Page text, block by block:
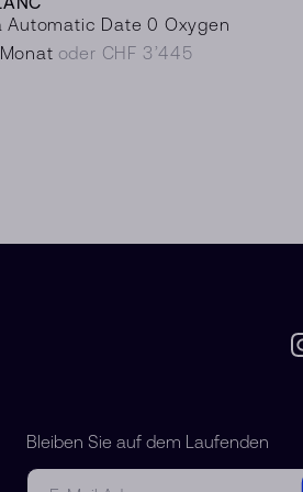
Automatic Date 0 Oxygen
oder CHF 3’445
Bleiben Sie auf dem Laufenden